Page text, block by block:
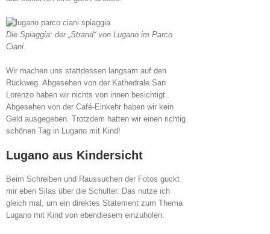
Die Spiaggia: der „Strand“ von Lugano im Parco
Ciani.
Wir machen uns stattdessen langsam auf den
Rückweg. Abgesehen von der Kathedrale San
Lorenzo haben wir nichts von innen besichtigt.
Abgesehen von der Café-Einkehr haben wir kein
Geld ausgegeben. Trotzdem hatten wir einen richtig
schönen Tag in Lugano mit Kind!
Lugano aus Kindersicht
Beim Schreiben und Raussuchen der Fotos guckt
mir eben Silas über die Schulter. Das nutze ich
gleich mal, um ein direktes Statement zum Thema
Lugano mit Kind von ebendiesem einzuholen.